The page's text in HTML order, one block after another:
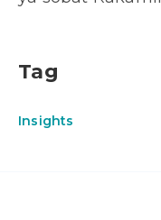
Tag
Insights